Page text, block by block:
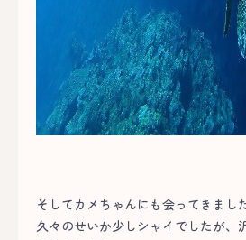
そしてカメちゃんにも会ってきまし
久々のせいか少しシャイでしたが、